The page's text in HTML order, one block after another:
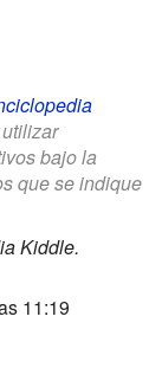
bajo la
que se indique
Kiddle.
11:19